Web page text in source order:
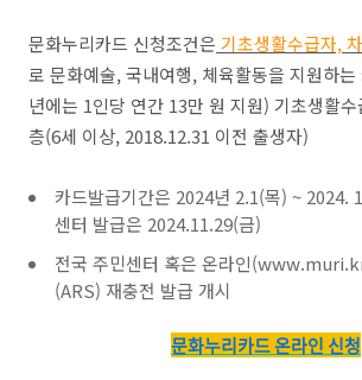
문화누리카드 신청조건은 기초생활수급자,
로 문화예술, 국내여행, 체육활동을 지원하
년에는 1인당 연간 13만 원 지원) 기초생활
층(6세 이상, 2018.12.31 이전 출생자)
카드발급기간은 2024년 2.1(목) ~ 2024.
센터 발급은 2024.11.29(금)
전국 주민센터 혹은 온라인
(ARS) 재충전 발급 개시
문화누리카드 온라인 신청